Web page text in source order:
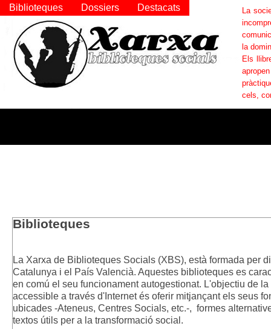
Biblioteques
La Xarxa de Biblioteques Socials (XBS), està formada per
Catalunya i el País Valencià. Aquestes biblioteques es
en comú el seu funcionament autogestionat. L'objectiu de
accessible a través d'Internet és oferir mitjançant els seus
ubicades -Ateneus, Centres Socials, etc.-, formes
textos útils per a la transformació social.
La
la
Els
cels,
Biblioteques Dossiers Destacats